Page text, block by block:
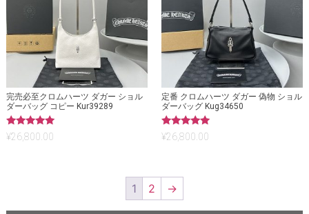
完売必至クロムハーツ ダガー ショル
ダーバッグ コピー Kur39289
5段階中
5.00
¥26,800.00
定番 クロムハーツ ダガー 偽物 ショル
ダーバッグ Kug34650
5段階中
5.00
¥26,800.00
1 2 →